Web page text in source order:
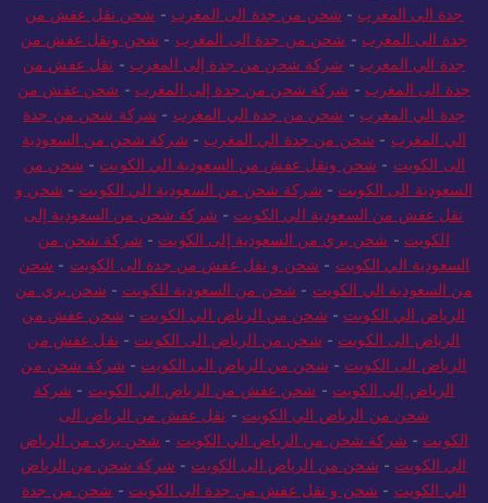
جدة الى المغرب - شحن من جدة الى المغرب - شحن نقل عفش من
جدة الى المغرب - شحن من جدة الى المغرب - شحن ونقل عفش من
جدة الي المغرب - شركة شحن من جدة إلى المغرب - نقل عفش من
جدة الى المغرب - شركة شحن من جدة إلى المغرب - شحن عفش من
جدة الي المغرب - شحن من جدة الي المغرب - شركة شحن من جدة
الي المغرب - شحن من جدة الي المغرب - شركة شحن من السعودية
الى الكويت - شحن ونقل عفش من السعودية الي الكويت - شحن من
السعودية الى الكويت - شركة شحن من السعودية الي الكويت - شحن و
نقل عفش من السعودية الي الكويت - شركة شحن من السعودية إلى
الكويت - شحن بري من السعودية إلى الكويت - شركة شحن من
السعودية الي الكويت - شحن و نقل عفش من جدة الى الكويت - شحن
من السعودية الي الكويت - شحن من السعودية للكويت - شحن بري من
الرياض الي الكويت - شحن من الرياض الي الكويت - شحن عفش من
الرياض الى الكويت - شحن من الرياض الى الكويت - نقل عفش من
الرياض الى الكويت - شحن من الرياض الى الكويت - شركة شحن من
الرياض إلى الكويت - شحن عفش من الرياض الي الكويت - شركة
شحن من الرياض الي الكويت - نقل عفش من الرياض الى
الكويت - شركة شحن من الرياض الي الكويت - شحن بري من الرياض
الي الكويت - شحن من الرياض الى الكويت - شركة شحن من الرياض
الي الكويت - شحن و نقل عفش من جدة الى الكويت - شحن من جدة